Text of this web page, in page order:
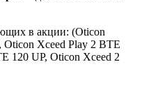
в акции: (Oticon
Oticon Xceed Play 2 BTE
120 UP, Oticon Xceed 2